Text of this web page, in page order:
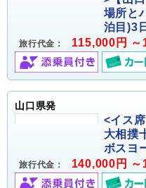
場所と
泊目)3
旅行代金： 115,000円 ～
山口県発
<イス
大相撲
ボスヨ
旅行代金： 140,000円 ～